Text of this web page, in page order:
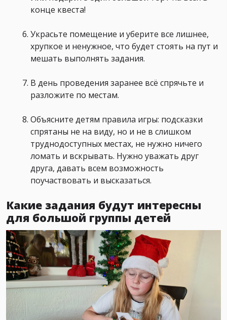
конце квеста!
Украсьте помещение и уберите все лишнее,
хрупкое и ненужное, что будет стоять на пут и
мешать выполнять задания.
В день проведения заранее всё спрячьте и
разложите по местам.
Объясните детям правила игры: подсказки
спрятаны не на виду, но и не в слишком
труднодоступных местах, не нужно ничего
ломать и вскрывать. Нужно уважать друг
друга, давать всем возможность
поучаствовать и высказаться.
Какие задания будут интересны
для большой группы детей